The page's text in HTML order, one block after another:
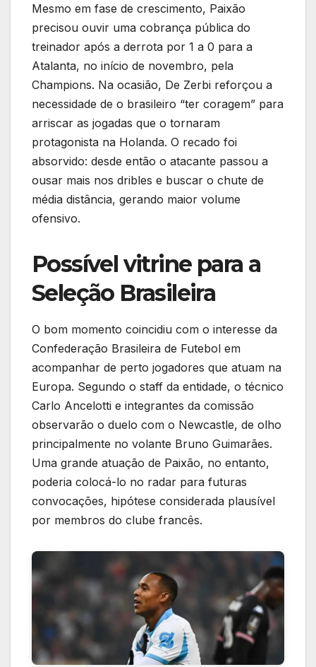
Mesmo em fase de crescimento, Paixão
precisou ouvir uma cobrança pública do
treinador após a derrota por 1 a 0 para a
Atalanta, no início de novembro, pela
Champions. Na ocasião, De Zerbi reforçou a
necessidade de o brasileiro “ter coragem” para
arriscar as jogadas que o tornaram
protagonista na Holanda. O recado foi
absorvido: desde então o atacante passou a
ousar mais nos dribles e buscar o chute de
média distância, gerando maior volume
ofensivo.
Possível vitrine para a
Seleção Brasileira
O bom momento coincidiu com o interesse da
Confederação Brasileira de Futebol em
acompanhar de perto jogadores que atuam na
Europa. Segundo o staff da entidade, o técnico
Carlo Ancelotti e integrantes da comissão
observarão o duelo com o Newcastle, de olho
principalmente no volante Bruno Guimarães.
Uma grande atuação de Paixão, no entanto,
poderia colocá-lo no radar para futuras
convocações, hipótese considerada plausível
por membros do clube francês.